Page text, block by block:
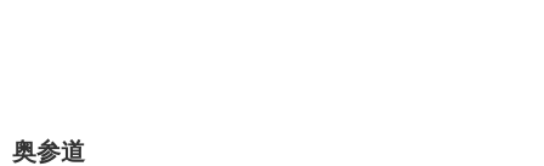
奥参道